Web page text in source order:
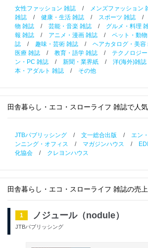
女性ファッション 雑誌 / メンズファッション
雑誌
/ 健康・生活 雑誌 / スポーツ 雑誌 /
物 雑誌
/ 芸能・音楽 雑誌 / グルメ・料理
報 雑誌
/ アニメ・漫画 雑誌 / ペット・動
誌
/ 趣味・芸術 雑誌 / ヘアカタログ・美容
医療 雑誌
/ 教育・語学 雑誌 / テクノロジ
ン・PC 雑誌
/ 新聞・業界紙 / 洋(海外)雑誌
本・アダルト 雑誌
/ その他
田舎暮らし・エコ・スローライフ 雑誌で人
JTBパブリッシング / 文一総合出版 / エン
ンニング・オフィス
/ マガジンハウス /
化協会
/ クレヨンハウス
田舎暮らし・エコ・スローライフ 雑誌の売
1 ノジュール（nodule）
JTBパブリッシング